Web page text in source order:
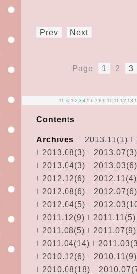
Prev Next
Page 1 2 3
11 ≪ 1 2 3 4 5 6 7 8 9 10 11 12 13
Contents
Archives 2013.11(1)
2013.08(3)
2013.07(3)
2013.04(3)
2013.03(6)
2012.12(6)
2012.11(4)
2012.08(6)
2012.07(6)
2012.04(5)
2011.12(9)
2011.11(5)
2011.08(5)
2011.07(9)
2011.04(14)
2010.12(6)
2010.11(9)
2010.08(18)